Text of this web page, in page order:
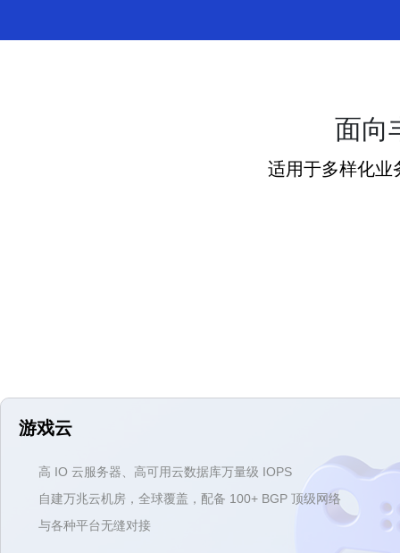
面向
适用于多样化业
游戏云
高 IO 云服务器、高可用云数据库万量级 IOPS
自建万兆云机房，全球覆盖，配备 100+ BGP 顶级网络
与各种平台无缝对接